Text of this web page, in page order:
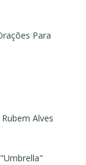
Para
Alves